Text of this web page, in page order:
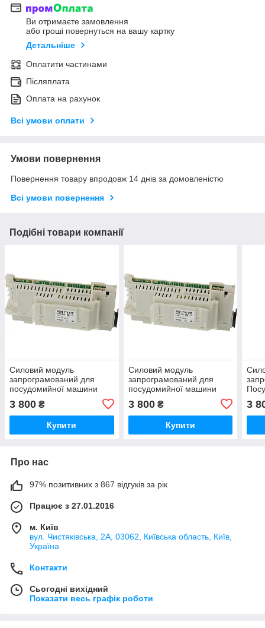
Ви отримаєте замовлення
або гроші повернуться на вашу картку
Детальніше
Оплатити частинами
Післяплата
Оплата на рахунок
Всі умови оплати
Умови повернення
Повернення товару впродовж 14 днів за домовленістю
Всі умови повернення
Подібні товари компанії
Силовий модуль
запрограмований для
посудомийної машини
3 800 ₴
Купити
Силовий модуль
запрограмований для
посудомийної машини
3 800₴
Купити
3
Про нас
97% позитивних з 867 відгуків за рік
Працює з 27.01.2016
м. Київ
вул. Чистяківська, 2А, 03062, Київська область, Київ,
Україна
Контакти
Сьогодні вихідний
Показати весь графік роботи